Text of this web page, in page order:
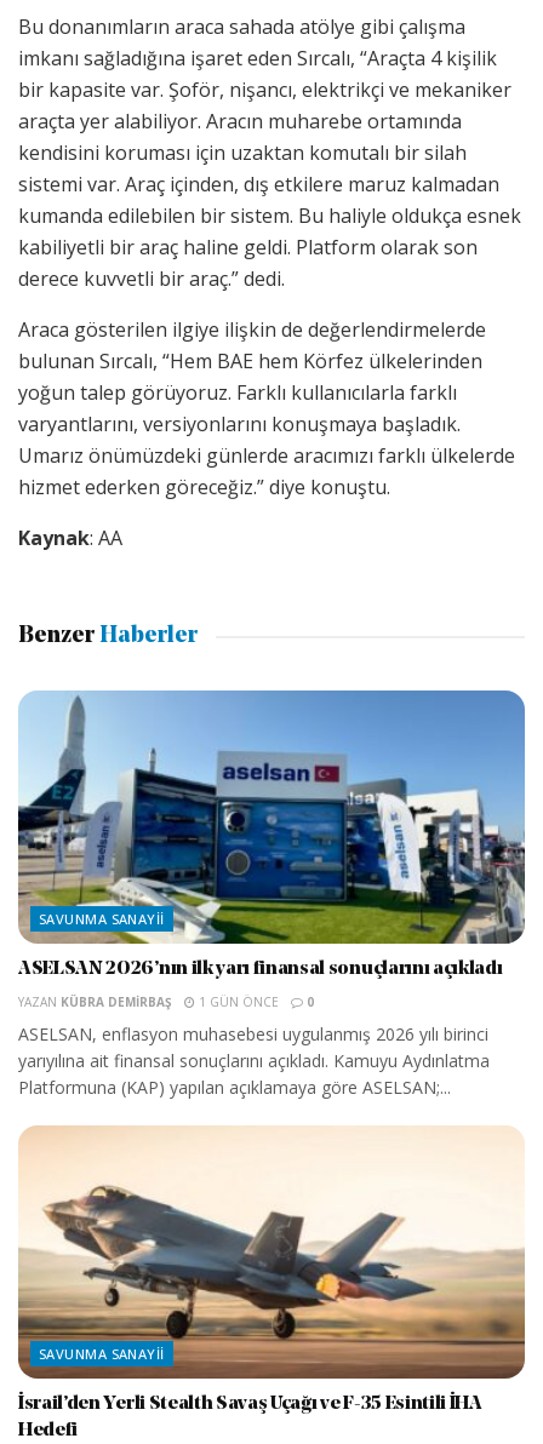
Bu donanımların araca sahada atölye gibi çalışma
imkanı sağladığına işaret eden Sırcalı, “Araçta 4 kişilik
bir kapasite var. Şoför, nişancı, elektrikçi ve mekaniker
araçta yer alabiliyor. Aracın muharebe ortamında
kendisini koruması için uzaktan komutalı bir silah
sistemi var. Araç içinden, dış etkilere maruz kalmadan
kumanda edilebilen bir sistem. Bu haliyle oldukça esnek
kabiliyetli bir araç haline geldi. Platform olarak son
derece kuvvetli bir araç.” dedi.
Araca gösterilen ilgiye ilişkin de değerlendirmelerde
bulunan Sırcalı, “Hem BAE hem Körfez ülkelerinden
yoğun talep görüyoruz. Farklı kullanıcılarla farklı
varyantlarını, versiyonlarını konuşmaya başladık.
Umarız önümüzdeki günlerde aracımızı farklı ülkelerde
hizmet ederken göreceğiz.” diye konuştu.
Kaynak: AA
Benzer Haberler
SAVUNMA SANAYII
ASELSAN 2026’nın ilk yarı finansal sonuçlarını açıkladı
YAZAN KÜBRA DEMIRBAŞ 1 GÜN ÖNCE 0
ASELSAN, enflasyon muhasebesi uygulanmış 2026 yılı birinci
yarıyılına ait finansal sonuçlarını açıkladı. Kamuyu Aydınlatma
Platformuna (KAP) yapılan açıklamaya göre ASELSAN;...
SAVUNMA SANAYII
İsrail’den Yerli Stealth Savaş Uçağı ve F-35 Esintili İHA
Hedefi